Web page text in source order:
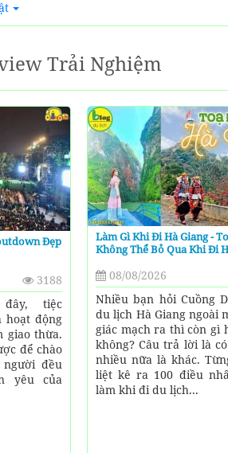
Trải Nghiệm
Đẹp
3188
tiệc
hoạt động
giao thừa.
để chào
đều
yêu của
Làm Gì Khi Đi Hà Giang -
Không Thể Bỏ Qua Khi Đi
08/08/2026
Nhiều bạn hỏi Cuồng
du lịch Hà Giang ngoài
giác mạch ra thì còn gì
không? Câu trả lời là
nhiều nữa là khác.
liệt kê ra 100 điều
làm khi đi du lịch...